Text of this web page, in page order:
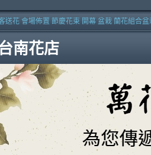
南花店
送花 會場佈置 節慶花束 開幕 盆栽 蘭花組合